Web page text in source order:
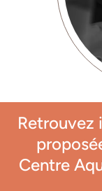
Retrouvez
Centre